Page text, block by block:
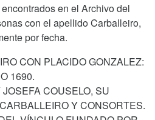
en el Archivo del
con el apellido Carballeiro,
por fecha.
CON PLACIDO GONZALEZ:
1690.
COUSELO, SU
Y CONSORTES.